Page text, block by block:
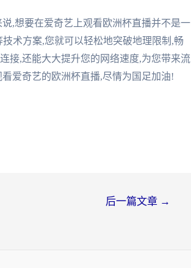
,想要在爱奇艺上观看欧洲杯直播并不是一
术方案,您就可以轻松地突破地理限制,畅
接,还能大大提升您的网络速度,为您带来流
爱奇艺的欧洲杯直播,尽情为国足加油!
后一篇文章 →